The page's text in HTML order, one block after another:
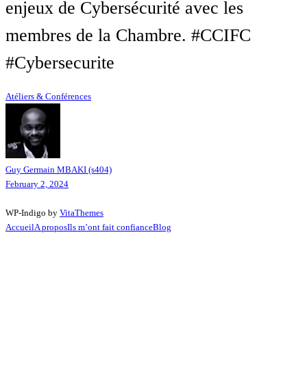
enjeux de Cybersécurité avec les
membres de la Chambre. #CCIFC
#Cybersecurite
Atéliers & Conférences
Guy Germain MBAKI (s404)
February 2, 2024
WP-Indigo by VitaThemes
AccueilA proposIls m’ont fait confianceBlog